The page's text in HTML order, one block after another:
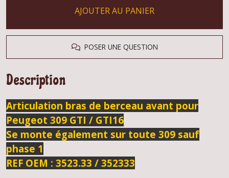
AJOUTER AU PANIER
POSER UNE QUESTION
Description
Articulation bras de berceau avant pour
Peugeot 309 GTI / GTI16
Se monte également sur toute 309 sauf
phase 1
REF OEM : 3523.33 / 352333